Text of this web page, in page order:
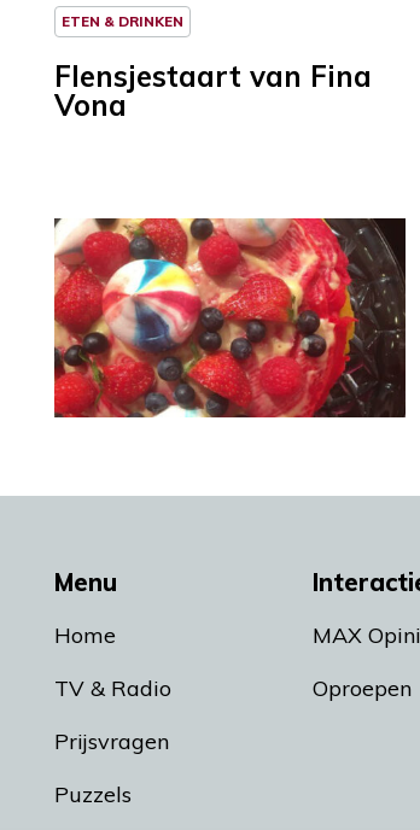
ETEN & DRINKEN
Flensjestaart van Fina
Vona
Menu
Home
TV & Radio
Prijsvragen
Puzzels
MAX
Oproepen